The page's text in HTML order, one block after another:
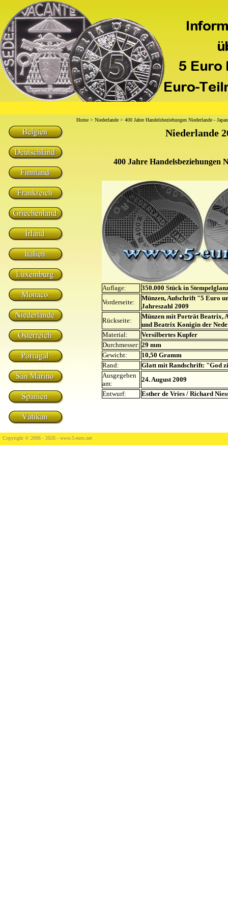
Home > Niederlande > 400 Jahre Handelsbeziehungen Niederlande - Japan
Niederlande
400 Jahre Handelsbeziehungen
Auflage:
350.000 Stück in
Vorderseite:
Münzen, Aufschrift "5 Euro
Jahreszahl 2009
Rückseite:
Münzen mit Porträt Beatrix,
und Beatrix Konigin der
Material:
Versilbertes Kupfer
Durchmesser: 29 mm
Gewicht:
10,50 Gramm
Rand:
Glatt mit Randschrift: "God
Ausgegeben
am:
24. August 2009
Entwurf:
Esther de Vries / Richard
Copyright © 2006 - 2026 - www.5-euro.net